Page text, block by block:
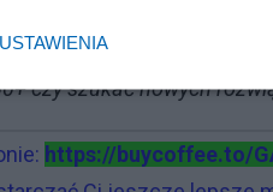
byłego premiera!
wspólny język dla
czy szukać nowych
https://buycoffee.to/
USTAWIENIA